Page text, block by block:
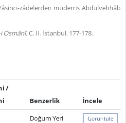
zâdelerden müderris Abdülvehhâb
Osmânî.C. II. İstanbul. 177-178.
/
Benzerlik
İncele
Doğum Yeri Görüntüle